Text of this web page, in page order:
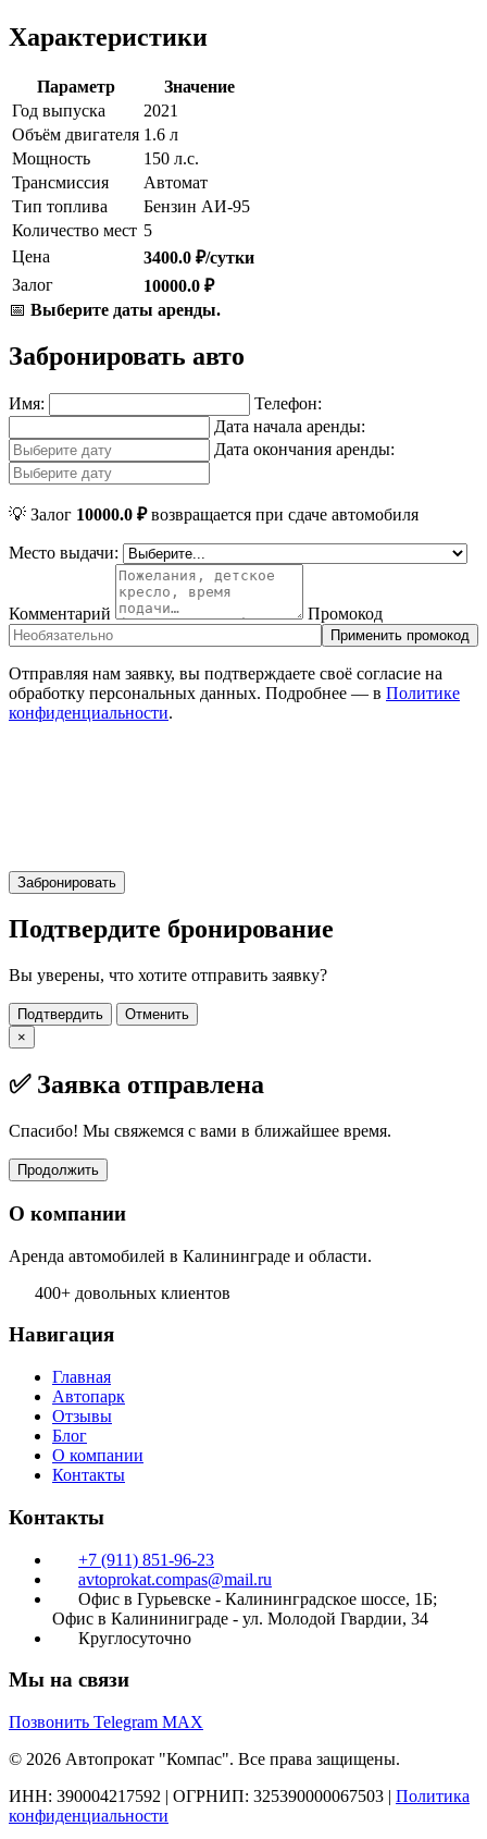
Характеристики
Параметр
Значение
Год выпуска
2021
Объём двигателя 1.6 л
Мощность
150 л.с.
Трансмиссия
Автомат
Тип топлива
Бензин АИ-95
Количество мест 5
Цена
3400.0 ₽/сутки
Залог
10000.0 ₽
📅 Выберите даты аренды.
Забронировать авто
Имя:
Телефон:
Дата начала аренды:
Дата окончания аренды:
💡 Залог 10000.0 ₽возвращается при сдаче автомобиля
Место выдачи:
Комментарий Промокод
Применить промокод
Отправляя нам заявку, вы подтверждаете своё согласие на
обработку персональных данных. Подробнее — в Политике
конфиденциальности.
Забронировать
Подтвердите бронирование
Вы уверены, что хотите отправить заявку?
Подтвердить
Отменить
×
✅ Заявка отправлена
Спасибо! Мы свяжемся с вами в ближайшее время.
Продолжить
О компании
Аренда автомобилей в Калининграде и области.
400+ довольных клиентов
Навигация
Главная
Автопарк
Отзывы
Блог
О компании
Контакты
Контакты
+7 (911) 851-96-23
avtoprokat.compas@mail.ru
Офис в Гурьевске - Калининградское шоссе, 1Б;
Офис в Калининиграде - ул. Молодой Гвардии, 34
Круглосуточно
Мы на связи
Позвонить Telegram MAX
© 2026 Автопрокат "Компас". Все права защищены.
ИНН: 390004217592 | ОГРНИП: 325390000067503 | Политика
конфиденциальности